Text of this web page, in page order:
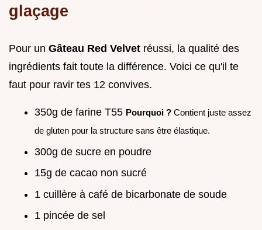
glaçage
Pour un Gâteau Red Velvet réussi, la qualité des
ingrédients fait toute la différence. Voici ce qu'il te
faut pour ravir tes 12 convives.
350g de farine T55 Pourquoi ? Contient juste assez
de gluten pour la structure sans être élastique.
300g de sucre en poudre
15g de cacao non sucré
1 cuillère à café de bicarbonate de soude
1 pincée de sel